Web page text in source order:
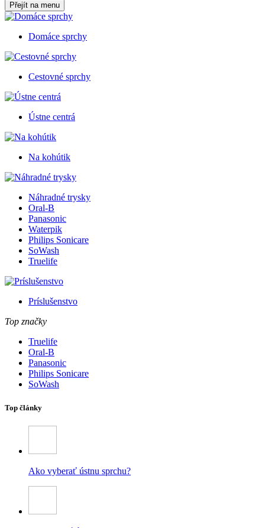
Přejít na menu
Domáce sprchy
Cestovné sprchy
Ústne centrá
Na kohútik
Náhradné trysky
Oral-B
Panasonic
Waterpik
Philips Sonicare
SoWash
Truelife
Príslušenstvo
Top značky
Truelife
Oral-B
Panasonic
Philips Sonicare
SoWash
Top články
Ako vyberať ústnu sprchu?